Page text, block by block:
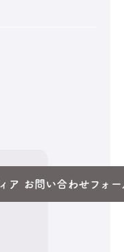
ア お問い合わせフォー